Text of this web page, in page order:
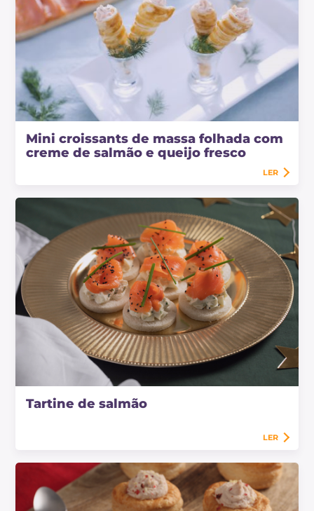
Mini croissants de massa folhada com
creme de salmão e queijo fresco
LER
Tartine de salmão
LER